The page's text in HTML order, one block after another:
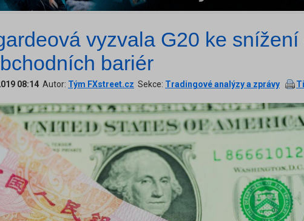
vyzvala G20 ke snížení
bariér
08:14 Autor: Tým FXstreet.cz Sekce: Tradingové analýzy a zprávy